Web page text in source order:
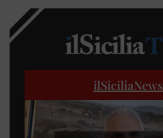
ilSiciliaNews